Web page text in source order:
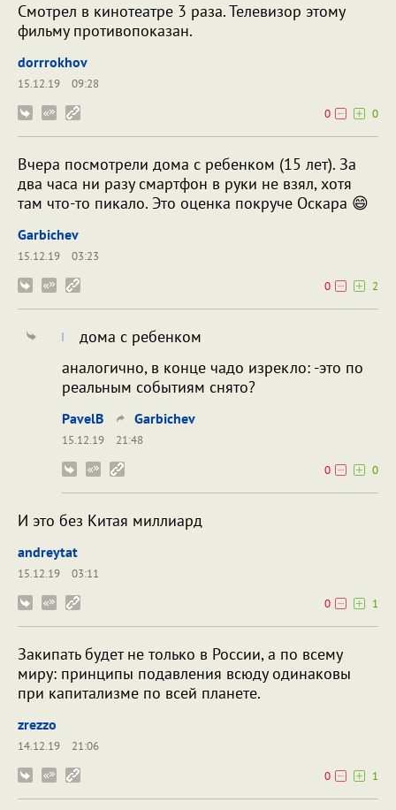
Смотрел в кинотеатре 3 раза. Телевизор этому
фильму противопоказан.
dorrrokhov
15.12.19
09:28
0
0
Вчера посмотрели дома с ребенком (15 лет). За
два часа ни разу смартфон в руки не взял, хотя
там что-то пикало. Это оценка покруче Оскара 😄
Garbichev
15.12.19
03:23
0
2
дома с ребенком
аналогично, в конце чадо изрекло: -это по
реальным событиям снято?
PavelB Garbichev
15.12.19
21:48
0
0
И это без Китая миллиард
andreytat
15.12.19
03:11
0
1
Закипать будет не только в России, а по всему
миру: принципы подавления всюду одинаковы
при капитализме по всей планете.
zrezzo
14.12.19
21:06
0
1